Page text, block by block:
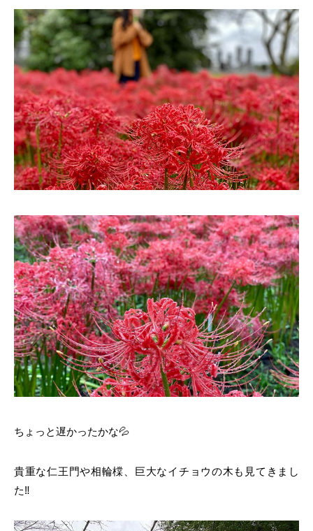
ちょっと遅かったかな💦
貴重な仁王門や相輪橖、巨大なイチョウの木も見てきまし
た‼️